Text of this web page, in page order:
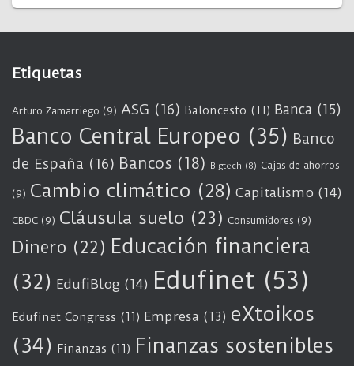
Etiquetas
Arturo Zamarriego (9) ASG (16) Baloncesto (11) Banca (15)
Banco Central Europeo (35) Banco
de España (16) Bancos (18) Bigtech (8) Cajas de ahorros
(9) Cambio climático (28) Capitalismo (14)
CBDC (9) Cláusula suelo (23) Consumidores (9)
Dinero (22) Educación financiera
(32) EdufiBlog (14) Edufinet (53)
Edufinet Congress (11) Empresa (13) eXtoikos
(34) Finanzas (11) Finanzas sostenibles